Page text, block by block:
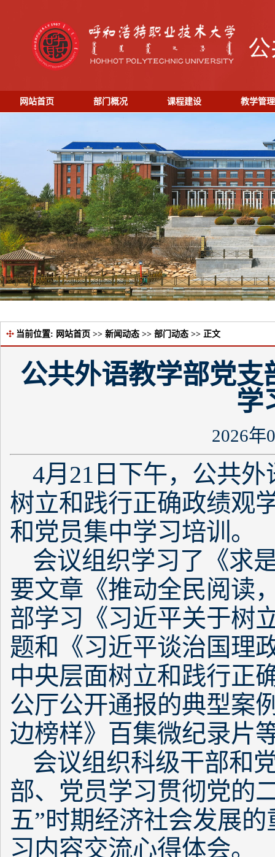
网站首页 部门概况 课程建设 教学管理
当前位置: 网站首页 >> 新闻动态 >> 部门动态 >> 正文
公共外语教学部党
学
2026年
4月21日下午，公共
树立和践行正确政绩观
和党员集中学习培训。
会议组织学习了《求
要文章《推动全民阅读
部学习《习近平关于树
题和《习近平谈治国理
中央层面树立和践行正
公厅公开通报的典型案
边榜样》百集微纪录片
会议组织科级干部和
部、党员学习贯彻党的
五”时期经济社会发展
习内容交流心得体会。